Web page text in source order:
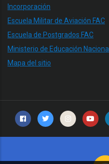
Incorporación
Escuela Militar de Aviación FAC
Escuela de Postgrados FAC
Ministerio de Educación Nacional
Mapa del sitio